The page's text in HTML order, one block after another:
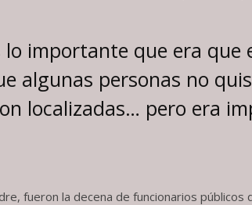
lo importante que era que
algunas personas no
localizadas… pero era
fueron la decena de funcionarios públicos